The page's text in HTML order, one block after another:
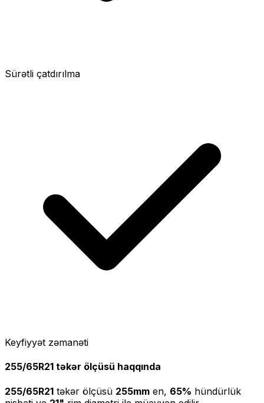
Sürətli çatdırılma
Keyfiyyət zəmanəti
255/65R21 təkər ölçüsü haqqında
255/65R21 təkər ölçüsü 255mm en, 65% hündürlük